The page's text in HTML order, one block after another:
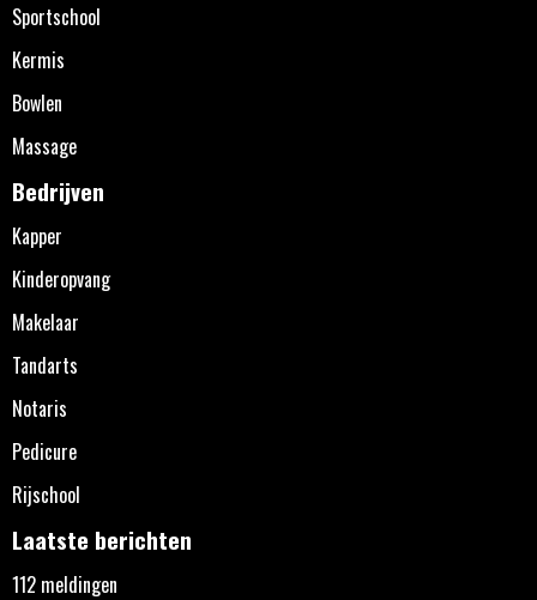
Sportschool
Kermis
Bowlen
Massage
Bedrijven
Kapper
Kinderopvang
Makelaar
Tandarts
Notaris
Pedicure
Rijschool
Laatste berichten
112 meldingen